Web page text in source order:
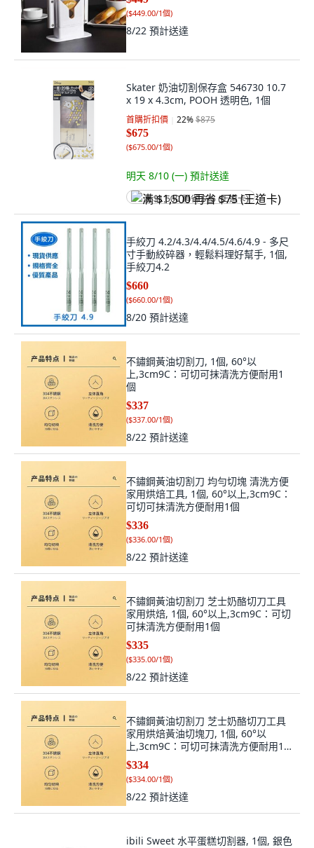
($449.00/1個)
8/22 預計送達
Skater 奶油切割保存盒 546730 10.7
x 19 x 4.3cm, POOH 透明色, 1個
首購折扣價 22%$875
$675
($675.00/1個)
明天 8/10 (一) 預計送達
满 $1,500 再省 $75 (王道卡)
手絞刀 4.2/4.3/4.4/4.5/4.6/4.9 - 多尺
寸手動絞碎器，輕鬆料理好幫手, 1個,
手絞刀4.2
$660
($660.00/1個)
8/20 預計送達
不鏽鋼黃油切割刀, 1個, 60°以
上,3cm9C：可切可抹清洗方便耐用1
個
$337
($337.00/1個)
8/22 預計送達
不鏽鋼黃油切割刀 均勻切塊 清洗方便
家用烘焙工具, 1個, 60°以上,3cm9C：
可切可抹清洗方便耐用1個
$336
($336.00/1個)
8/22 預計送達
不鏽鋼黃油切割刀 芝士奶酪切刀工具
家用烘焙, 1個, 60°以上,3cm9C：可切
可抹清洗方便耐用1個
$335
($335.00/1個)
8/22 預計送達
不鏽鋼黃油切割刀 芝士奶酪切刀工具
家用烘焙黃油切塊刀, 1個, 60°以
上,3cm9C：可切可抹清洗方便耐用1
個
$334
($334.00/1個)
8/22 預計送達
ibili Sweet 水平蛋糕切割器, 1個, 銀色